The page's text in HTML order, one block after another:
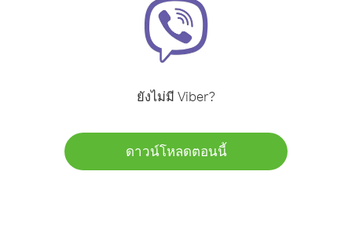
ยังไม่มี Viber?
ดาวน์โหลดตอนนี้